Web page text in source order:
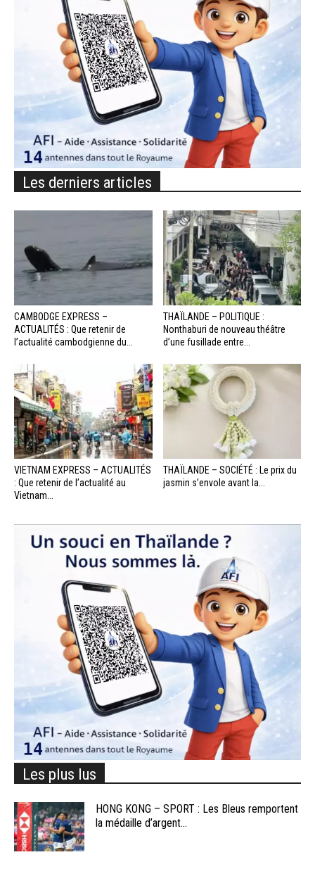
Les derniers articles
CAMBODGE EXPRESS –
ACTUALITÉS : Que retenir de
l’actualité cambodgienne du...
THAÏLANDE – POLITIQUE :
Nonthaburi de nouveau théâtre
d’une fusillade entre...
VIETNAM EXPRESS – ACTUALITÉS
: Que retenir de l’actualité au
Vietnam...
THAÏLANDE – SOCIÉTÉ : Le prix du
jasmin s’envole avant la...
Les plus lus
HONG KONG – SPORT : Les Bleus remportent
la médaille d’argent...